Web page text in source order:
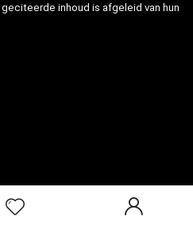
inhoud is afgeleid van hun